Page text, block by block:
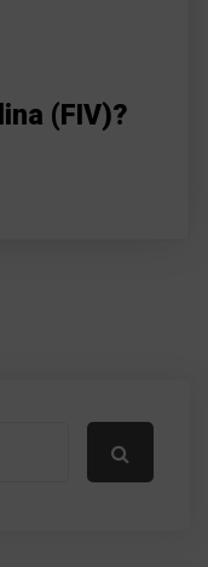
(FIV)?